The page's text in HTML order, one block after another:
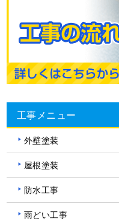
工事メニュー
外壁塗装
屋根塗装
防水工事
雨どい工事